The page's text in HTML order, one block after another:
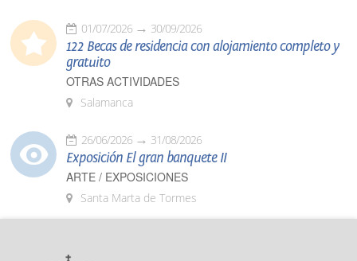
01/07/2026 30/09/2026
122 Becas de residencia con alojamiento completo y
gratuito
OTRAS ACTIVIDADES
Salamanca
26/06/2026 31/08/2026
Exposición El gran banquete II
ARTE / EXPOSICIONES
Santa Marta de Tormes